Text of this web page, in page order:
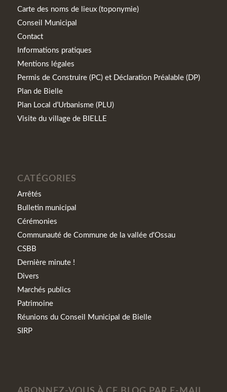
Carte des noms de lieux (toponymie)
Conseil Municipal
Contact
Informations pratiques
Mentions légales
Permis de Construire (PC) et Déclaration Préalable (DP)
Plan de Bielle
Plan Local d’Urbanisme (PLU)
Visite du village de BIELLE
CATÉGORIES
Arrêtés
Bulletin municipal
Cérémonies
Communauté de Commune de la vallée d'Ossau
CSBB
Dernière minute !
Divers
Marchés publics
Patrimoine
Réunions du Conseil Municipal de Bielle
SIRP